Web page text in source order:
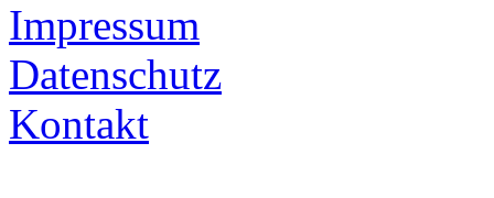
Impressum
Datenschutz
Kontakt